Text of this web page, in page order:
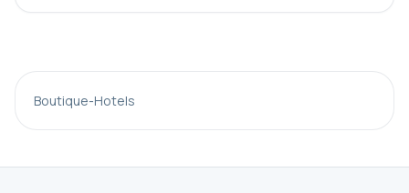
Boutique-Hotels